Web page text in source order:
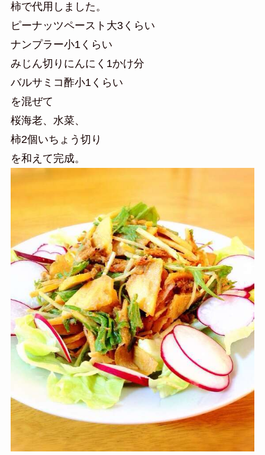
柿で代用しました。
ピーナッツペースト大3くらい
ナンプラー小1くらい
みじん切りにんにく1かけ分
バルサミコ酢小1くらい
を混ぜて
桜海老、水菜、
柿2個いちょう切り
を和えて完成。